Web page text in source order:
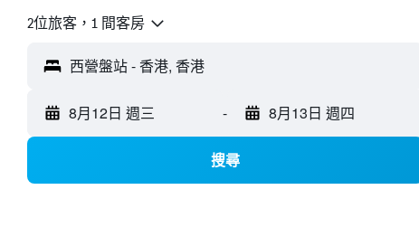
2位旅客，1 間客房
8月12日 週三 - 8月13日 週四
搜尋